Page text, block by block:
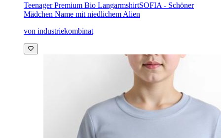
Teenager Premium Bio LangarmshirtSOFIA - Schöner
Mädchen Name mit niedlichem Alien
von industriekombinat